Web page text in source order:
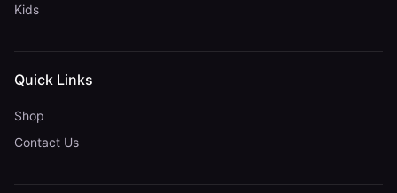
Kids
Quick Links
Shop
Contact Us